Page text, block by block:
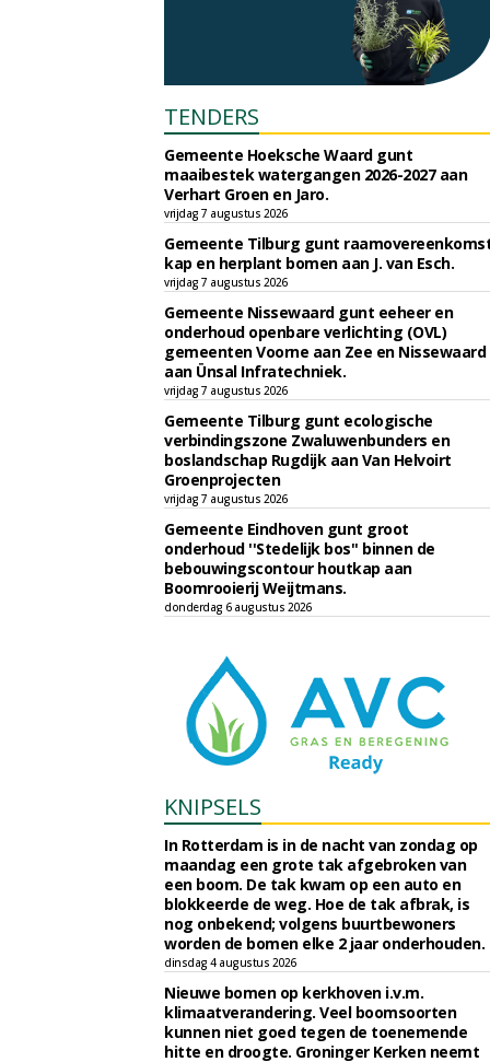
TENDERS
Gemeente Hoeksche Waard gunt
maaibestek watergangen 2026-2027 aan
Verhart Groen en Jaro.
vrijdag 7 augustus 2026
Gemeente Tilburg gunt
kap en herplant bomen aan J. van Esch.
vrijdag 7 augustus 2026
Gemeente Nissewaard gunt eeheer en
onderhoud openbare verlichting (OVL)
gemeenten Voorne aan Zee en Nissewaard
aan Ünsal Infratechniek.
vrijdag 7 augustus 2026
Gemeente Tilburg gunt ecologische
verbindingszone Zwaluwenbunders en
boslandschap Rugdijk aan Van Helvoirt
Groenprojecten
vrijdag 7 augustus 2026
Gemeente Eindhoven gunt groot
onderhoud ''Stedelijk bos'' binnen de
bebouwingscontour houtkap aan
Boomrooierij Weijtmans.
donderdag 6 augustus 2026
KNIPSELS
In Rotterdam is in de nacht van zondag op
maandag een grote tak afgebroken van
een boom. De tak kwam op een auto en
blokkeerde de weg. Hoe de tak afbrak, is
nog onbekend; volgens buurtbewoners
worden de bomen elke 2 jaar onderhouden.
dinsdag 4 augustus 2026
Nieuwe bomen op kerkhoven i.v.m.
klimaatverandering. Veel boomsoorten
kunnen niet goed tegen de toenemende
hitte en droogte. Groninger Kerken neemt